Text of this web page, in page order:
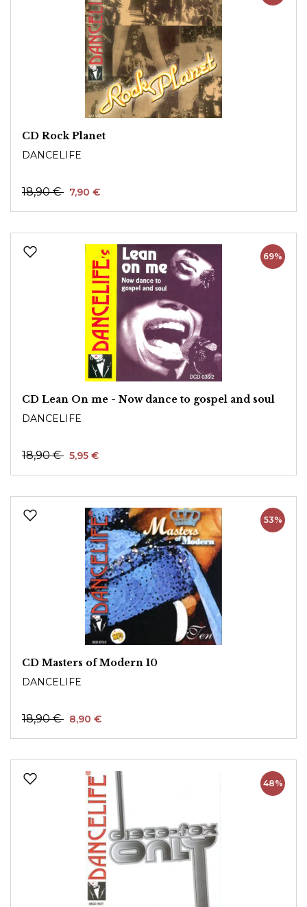
CD Rock Planet
DANCELIFE
18,90 € 7,90 €
69%
CD Lean On me - Now dance to gospel and soul
DANCELIFE
18,90 € 5,95 €
53%
CD Masters of Modern 10
DANCELIFE
18,90 € 8,90 €
48%